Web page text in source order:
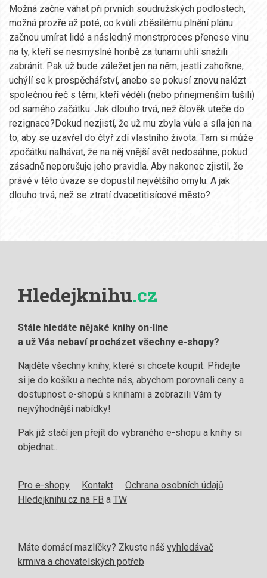
Možná začne váhat při prvních soudružských podlostech,
možná prozře až poté, co kvůli zběsilému plnění plánu
začnou umírat lidé a následný monstrproces přenese vinu
na ty, kteří se nesmyslné honbě za tunami uhlí snažili
zabránit. Pak už bude záležet jen na něm, jestli zahořkne,
uchýlí se k prospěchářství, anebo se pokusí znovu nalézt
společnou řeč s těmi, kteří věděli (nebo přinejmenším tušili)
od samého začátku. Jak dlouho trvá, než člověk uteče do
rezignace?Dokud nezjistí, že už mu zbyla vůle a síla jen na
to, aby se uzavřel do čtyř zdí vlastního života. Tam si může
zpočátku nalhávat, že na něj vnější svět nedosáhne, pokud
zásadně neporušuje jeho pravidla. Aby nakonec zjistil, že
právě v této úvaze se dopustil největšího omylu. A jak
dlouho trvá, než se ztratí dvacetitisícové město?
Hledejknihu.cz
Stále hledáte nějaké knihy on-line
a už Vás nebaví procházet všechny e-shopy?
Najděte všechny knihy, které si chcete koupit. Přidejte
si je do košíku a nechte nás, abychom porovnali ceny a
dostupnost e-shopů s knihami a zobrazili Vám ty
nejvýhodnější nabídky!
Pak již stačí jen přejít do vybraného e-shopu a knihy si
objednat...
Pro e-shopy Kontakt
Ochrana osobních údajů
Hledejknihu.cz na FB a TW
Máte domácí mazlíčky? Zkuste náš vyhledávač
krmiva a chovatelských potřeb